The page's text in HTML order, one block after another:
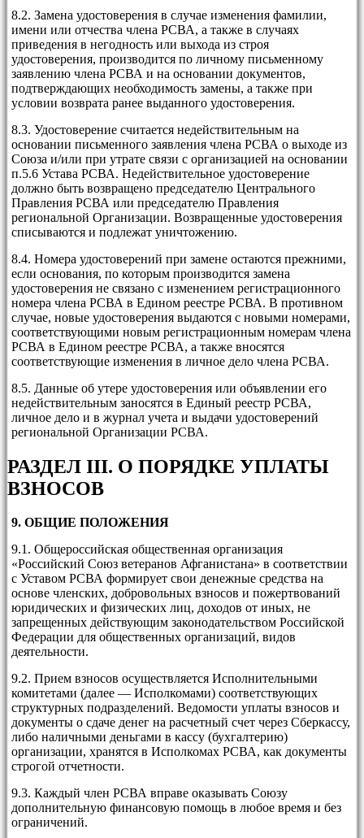
8.2. Замена удостоверения в случае изменения фамилии,
имени или отчества члена РСВА, а также в случаях
приведения в негодность или выхода из строя
удостоверения, производится по личному письменному
заявлению члена РСВА и на основании документов,
подтверждающих необходимость замены, а также при
условии возврата ранее выданного удостоверения.
8.3. Удостоверение считается недействительным на
основании письменного заявления члена РСВА о выходе из
Союза и/или при утрате связи с организацией на основании
п.5.6 Устава РСВА. Недействительное удостоверение
должно быть возвращено председателю Центрального
Правления РСВА или председателю Правления
региональной Организации. Возвращенные удостоверения
списываются и подлежат уничтожению.
8.4. Номера удостоверений при замене остаются прежними,
если основания, по которым производится замена
удостоверения не связано с изменением регистрационного
номера члена РСВА в Едином реестре РСВА. В противном
случае, новые удостоверения выдаются с новыми номерами,
соответствующими новым регистрационным номерам члена
РСВА в Едином реестре РСВА, а также вносятся
соответствующие изменения в личное дело члена РСВА.
8.5. Данные об утере удостоверения или объявлении его
недействительным заносятся в Единый реестр РСВА,
личное дело и в журнал учета и выдачи удостоверений
региональной Организации РСВА.
РАЗДЕЛIII. О ПОРЯДКЕ УПЛАТЫ
ВЗНОСОВ
9. ОБЩИЕ ПОЛОЖЕНИЯ
9.1. Общероссийская общественная организация
«Российский Союз ветеранов Афганистана» в соответствии
с Уставом РСВА формирует свои денежные средства на
основе членских, добровольных взносов и пожертвований
юридических и физических лиц, доходов от иных, не
запрещенных действующим законодательством Российской
Федерации для общественных организаций, видов
деятельности.
9.2. Прием взносов осуществляется Исполнительными
комитетами (далее — Исполкомами) соответствующих
структурных подразделений. Ведомости уплаты взносов и
документы о сдаче денег на расчетный счет через Сберкассу,
либо наличными деньгами в кассу (бухгалтерию)
организации, хранятся в Исполкомах РСВА, как документы
строгой отчетности.
9.3. Каждый член РСВА вправе оказывать Союзу
дополнительную финансовую помощь в любое время и без
ограничений.